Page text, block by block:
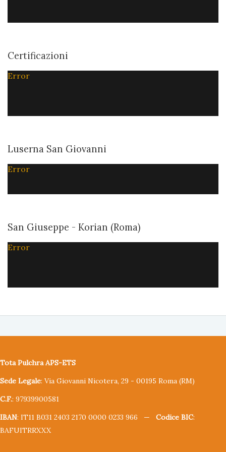
Certificazioni
Error
Luserna San Giovanni
Error
San Giuseppe - Korian (Roma)
Error
Tota Pulchra APS-ETS
Sede Legale: Via Giovanni Nicotera, 29 - 00195 Roma (RM)
C.F.: 97939900581
IBAN: IT11 B031 2403 2170 0000 0233 966 — Codice BIC:
BAFUITRRXXX